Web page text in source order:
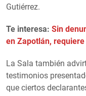
Gutiérrez.
Te interesa: Sin
en Zapotlán,
La Sala también
testimonios
que ciertos